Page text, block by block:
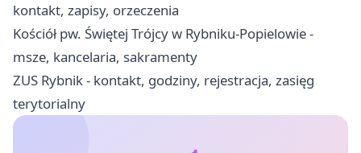
kontakt, zapisy, orzeczenia
Kościół pw. Świętej Trójcy w Rybniku-Popielowie -
msze, kancelaria, sakramenty
ZUS Rybnik - kontakt, godziny, rejestracja, zasięg
terytorialny